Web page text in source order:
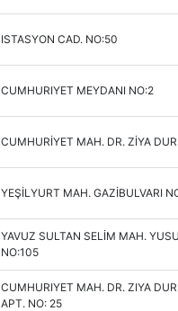
ISTASYON CAD. NO:50
CUMHURIYET MEYDANI NO:2
CUMHURİYET MAH. DR. ZİYA
YEŞİLYURT MAH. GAZİBULVARI
YAVUZ SULTAN SELİM MAH.
NO:105
CUMHURIYET MAH. DR. ZIYA
APT. NO: 25